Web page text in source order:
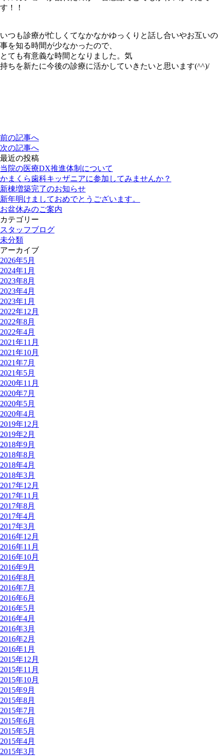
す！！
いつも診療が忙しくてなかなかゆっくりと話し合いやお互いの
事を知る時間が少なかったので、
とても有意義な時間となりました。気
持ちを新たに今後の診療に活かしていきたいと思います(^^)/
前の記事へ
次の記事へ
最近の投稿
当院の医療DX推進体制について
かまくら歯科キッザニアに参加してみませんか？
新棟増築完了のお知らせ
新年明けましておめでとうございます。
お盆休みのご案内
カテゴリー
スタッフブログ
未分類
アーカイブ
2026年5月
2024年1月
2023年8月
2023年4月
2023年1月
2022年12月
2022年8月
2022年4月
2021年11月
2021年10月
2021年7月
2021年5月
2020年11月
2020年7月
2020年5月
2020年4月
2019年12月
2019年2月
2018年9月
2018年8月
2018年4月
2018年3月
2017年12月
2017年11月
2017年8月
2017年4月
2017年3月
2016年12月
2016年11月
2016年10月
2016年9月
2016年8月
2016年7月
2016年6月
2016年5月
2016年4月
2016年3月
2016年2月
2016年1月
2015年12月
2015年11月
2015年10月
2015年9月
2015年8月
2015年7月
2015年6月
2015年5月
2015年4月
2015年3月